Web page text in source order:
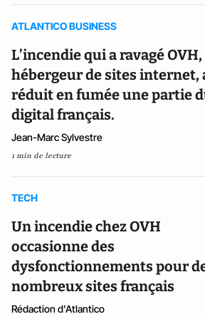
ATLANTICO BUSINESS
L’incendie qui a ravagé OVH,
hébergeur de sites internet,
réduit en fumée une partie
digital français.
Jean-Marc Sylvestre
1 min de lecture
TECH
Un incendie chez OVH
occasionne des
dysfonctionnements pour
nombreux sites français
Rédaction d'Atlantico